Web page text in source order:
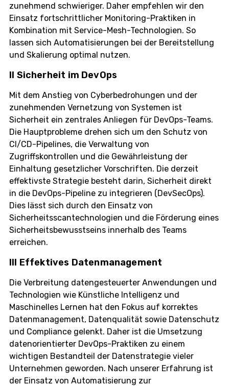
zunehmend schwieriger. Daher empfehlen wir den
Einsatz fortschrittlicher Monitoring-Praktiken in
Kombination mit Service-Mesh-Technologien. So
lassen sich Automatisierungen bei der Bereitstellung
und Skalierung optimal nutzen.
II Sicherheit im DevOps
Mit dem Anstieg von Cyberbedrohungen und der
zunehmenden Vernetzung von Systemen ist
Sicherheit ein zentrales Anliegen für DevOps-Teams.
Die Hauptprobleme drehen sich um den Schutz von
CI/CD-Pipelines, die Verwaltung von
Zugriffskontrollen und die Gewährleistung der
Einhaltung gesetzlicher Vorschriften. Die derzeit
effektivste Strategie besteht darin, Sicherheit direkt
in die DevOps-Pipeline zu integrieren (DevSecOps).
Dies lässt sich durch den Einsatz von
Sicherheitsscantechnologien und die Förderung eines
Sicherheitsbewusstseins innerhalb des Teams
erreichen.
III Effektives Datenmanagement
Die Verbreitung datengesteuerter Anwendungen und
Technologien wie Künstliche Intelligenz und
Maschinelles Lernen hat den Fokus auf korrektes
Datenmanagement, Datenqualität sowie Datenschutz
und Compliance gelenkt. Daher ist die Umsetzung
datenorientierter DevOps-Praktiken zu einem
wichtigen Bestandteil der Datenstrategie vieler
Unternehmen geworden. Nach unserer Erfahrung ist
der Einsatz von Automatisierung zur